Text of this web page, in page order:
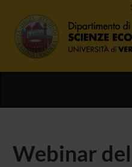
Webinar